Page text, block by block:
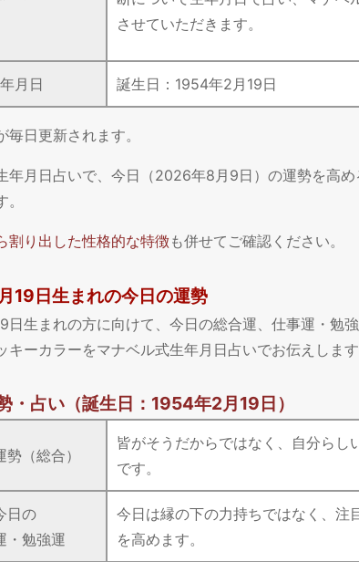
させていただきます。
月日 誕生日： 1954年2 月 19日
毎日更新されます。
年月日占いで、今日（2026年8月9日）の運勢を高
割り出した性格的な特徴も併せてご確認ください。
19日生まれの今日の運勢
日生まれの方に向けて、今日の総合運、仕事運・勉
キーカラーをマナベル式生年月日占いでお伝えします
・占い（誕生日：1954年2月19日）
（総合）
皆がそうだからではなく、自分らし
です。
日の
・勉強運
今日は縁の下の力持ちではなく、注
を高めます。